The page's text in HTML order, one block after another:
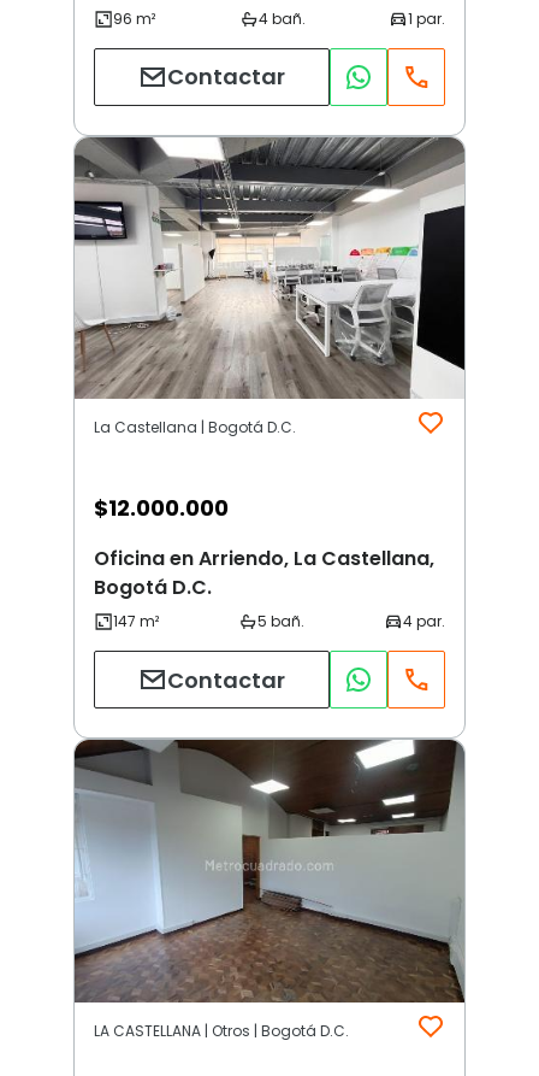
Contactar
La Castellana | Bogotá D.C.
$12.000.000
Oficina en Arriendo, La Castellana,
Bogotá D.C.
Contactar
LA CASTELLANA | Otros | Bogotá D.C.